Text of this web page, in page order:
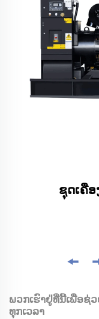
ຊຸດເຄື່
ພວກເຮົາຢູ່ທີ່ນີ້ເພື່ອຊ່
ທຸກເວລາ